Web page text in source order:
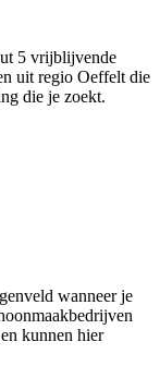
5 vrijblijvende
uit regio Oeffelt die
die je zoekt.
wanneer je
kunnen hier